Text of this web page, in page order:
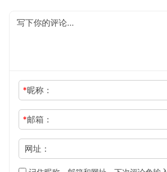
*昵称：
*邮箱：
网址：